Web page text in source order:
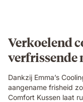
Verkoelend
verfrissende
Dankzij Emma’s
aangename frisheid
Comfort Kussen laat